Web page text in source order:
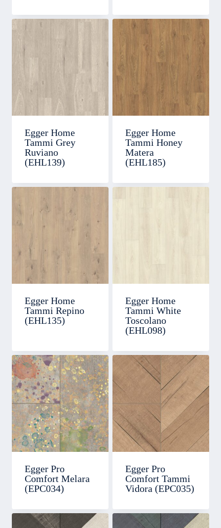
Egger Home
Tammi Grey
Ruviano
(EHL139)
Egger Home
Tammi Honey
Matera
(EHL185)
Egger Home
Tammi Repino
(EHL135)
Egger Home
Tammi White
Toscolano
(EHL098)
Egger Pro
Comfort Melara
(EPC034)
Egger Pro
Comfort Tammi
Vidora (EPC035)